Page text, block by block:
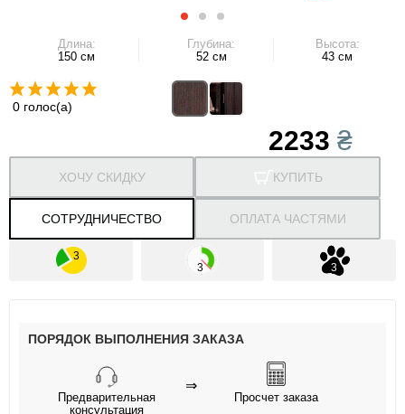
Длина:
150 см
Глубина:
52 см
Высота:
43 см
0 голос(а)
2233₴
КУПИТЬ
СОТРУДНИЧЕСТВО
ХОЧУ СКИДКУ
ОПЛАТА ЧАСТЯМИ
ПОРЯДОК ВЫПОЛНЕНИЯ ЗАКАЗА
Предварительная
консультация
⇒
Просчет заказа